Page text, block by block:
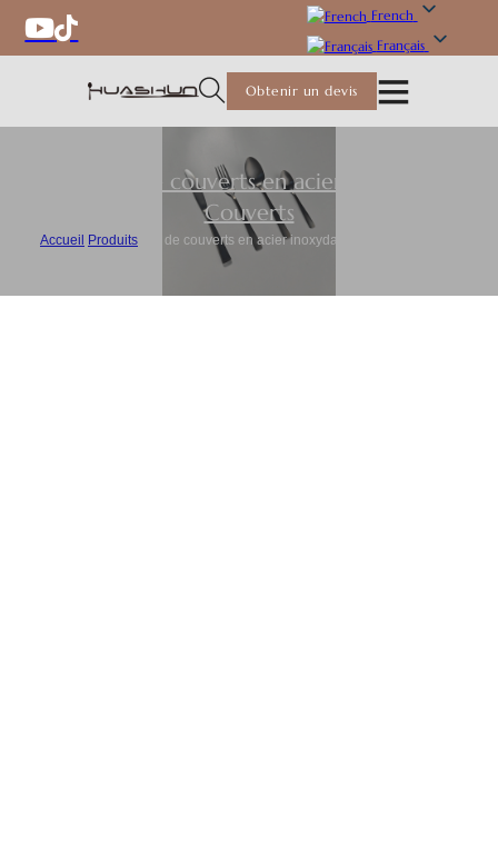
French
Français
Obtenir un devis
Ensemble de couverts en acier inoxydable
Couverts
Accueil Produits Set de couverts en acier inoxydable noir mat en gros